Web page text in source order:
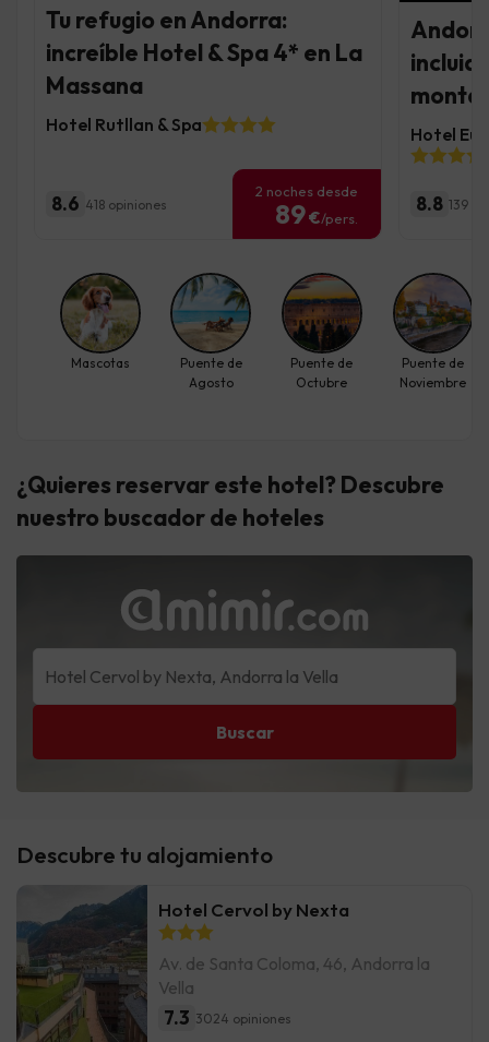
Descubre tu alojamiento
Hotel Cervol by Nexta
Av. de Santa Coloma, 46, Andorra la
Vella
7.3 3024 opiniones
Tu refugio en Andorra:
increíble Hotel & Spa 4* en La
Massana
Hotel Rutllan & Spa
8.6 418 opiniones
2 noches desde
89€/pers.
Hotel
8.8 139
Mascotas
Puente de
Agosto
Puente de
Octubre
Puente de
Noviembre
¿Quieres reservar este hotel? Descubre
nuestro buscador de hoteles
Buscar